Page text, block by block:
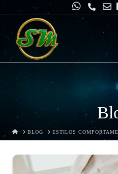
Smartins
&
Pires
HOMEBLOG ESTILOS